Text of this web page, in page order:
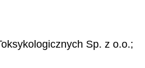
Sp. z o.o.;